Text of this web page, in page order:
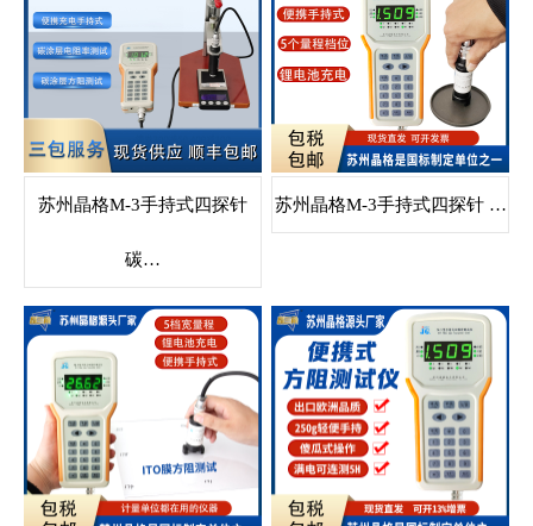
苏州晶格M-3手持式四探针
碳…
苏州晶格M-3手持式四探针 …